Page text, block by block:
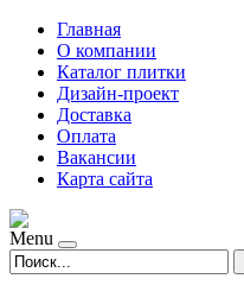
Главная
О компании
Каталог плитки
Дизайн-проект
Доставка
Оплата
Вакансии
Карта сайта
Menu